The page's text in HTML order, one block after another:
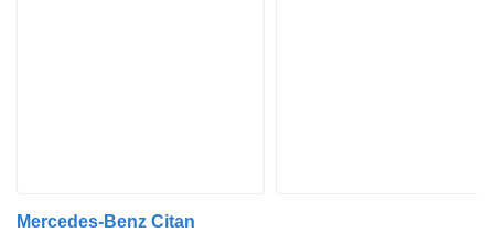
Mercedes-Benz Citan